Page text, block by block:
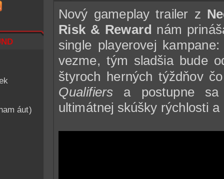
áut)
Nový gameplay trailer z
Risk & Reward nám
single playerovej
vezme, tým sladšia bude
štyroch herných týždňov
Qualifiers a postupne
ultimátnej skúšky rýchlosti